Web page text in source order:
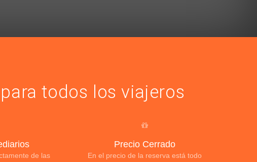
todos los viajeros
de las
Precio Cerrado
En el precio de la reserva está todo